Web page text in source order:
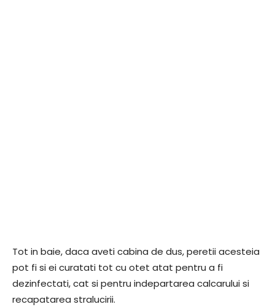
Tot in baie, daca aveti cabina de dus, peretii acesteia
pot fi si ei curatati tot cu otet atat pentru a fi
dezinfectati, cat si pentru indepartarea calcarului si
recapatarea stralucirii.